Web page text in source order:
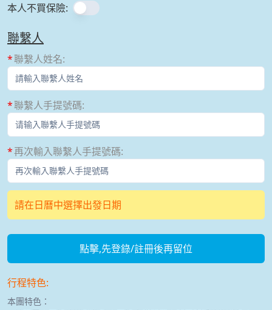
本人不買保險:
聯繫人
聯繫人姓名:
聯繫人手提號碼:
再次輸入聯繫人手提號碼:
請在日曆中選擇出發日期
點擊,先登錄/註冊後再留位
行程特色:
本團特色：